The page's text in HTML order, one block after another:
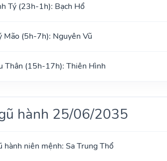
Tý (23h-1h): Bạch Hổ
Mão (5h-7h): Nguyên Vũ
Thân (15h-17h): Thiên Hình
hành 25/06/2035
hành niên mệnh: Sa Trung Thổ